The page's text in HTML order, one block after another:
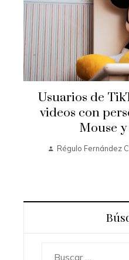
Usuarios de
videos con
Mouse
Régulo Fernández